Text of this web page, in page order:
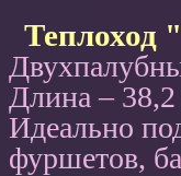
Теплоход
Длина –
Идеально
фуршетов,